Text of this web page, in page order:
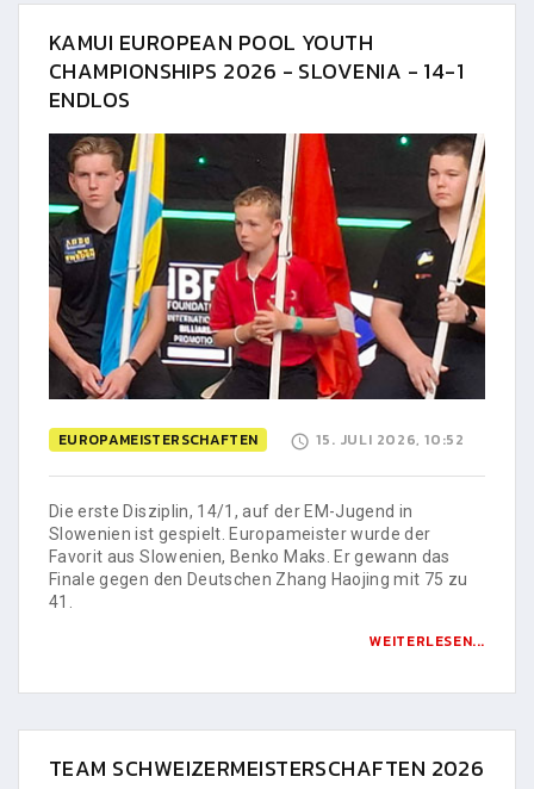
KAMUI EUROPEAN POOL YOUTH
CHAMPIONSHIPS 2026 - SLOVENIA - 14-1
ENDLOS
EUROPAMEISTERSCHAFTEN 15. JULI 2026, 10:52
Die erste Disziplin, 14/1, auf der EM-Jugend in
Slowenien ist gespielt. Europameister wurde der
Favorit aus Slowenien, Benko Maks. Er gewann das
Finale gegen den Deutschen Zhang Haojing mit 75 zu
41.
WEITERLESEN...
TEAM SCHWEIZERMEISTERSCHAFTEN 2026